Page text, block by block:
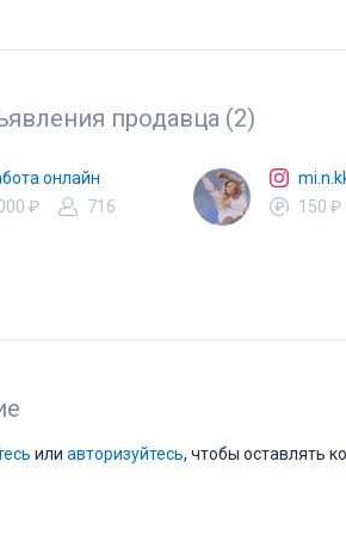
продавца (2)
онлайн
₽
716
150 ₽
или авторизуйтесь, чтобы оставлять